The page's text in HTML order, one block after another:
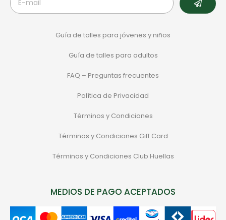
Guía de talles para jóvenes y niños
Guía de talles para adultos
FAQ – Preguntas frecuentes
Política de Privacidad
Términos y Condiciones
Términos y Condiciones Gift Card
Términos y Condiciones Club Huellas
MEDIOS DE PAGO ACEPTADOS